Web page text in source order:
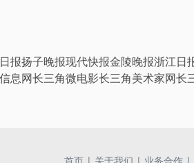
报扬子晚报现代快报金陵晚报浙江日
息网长三角微电影长三角美术家网长